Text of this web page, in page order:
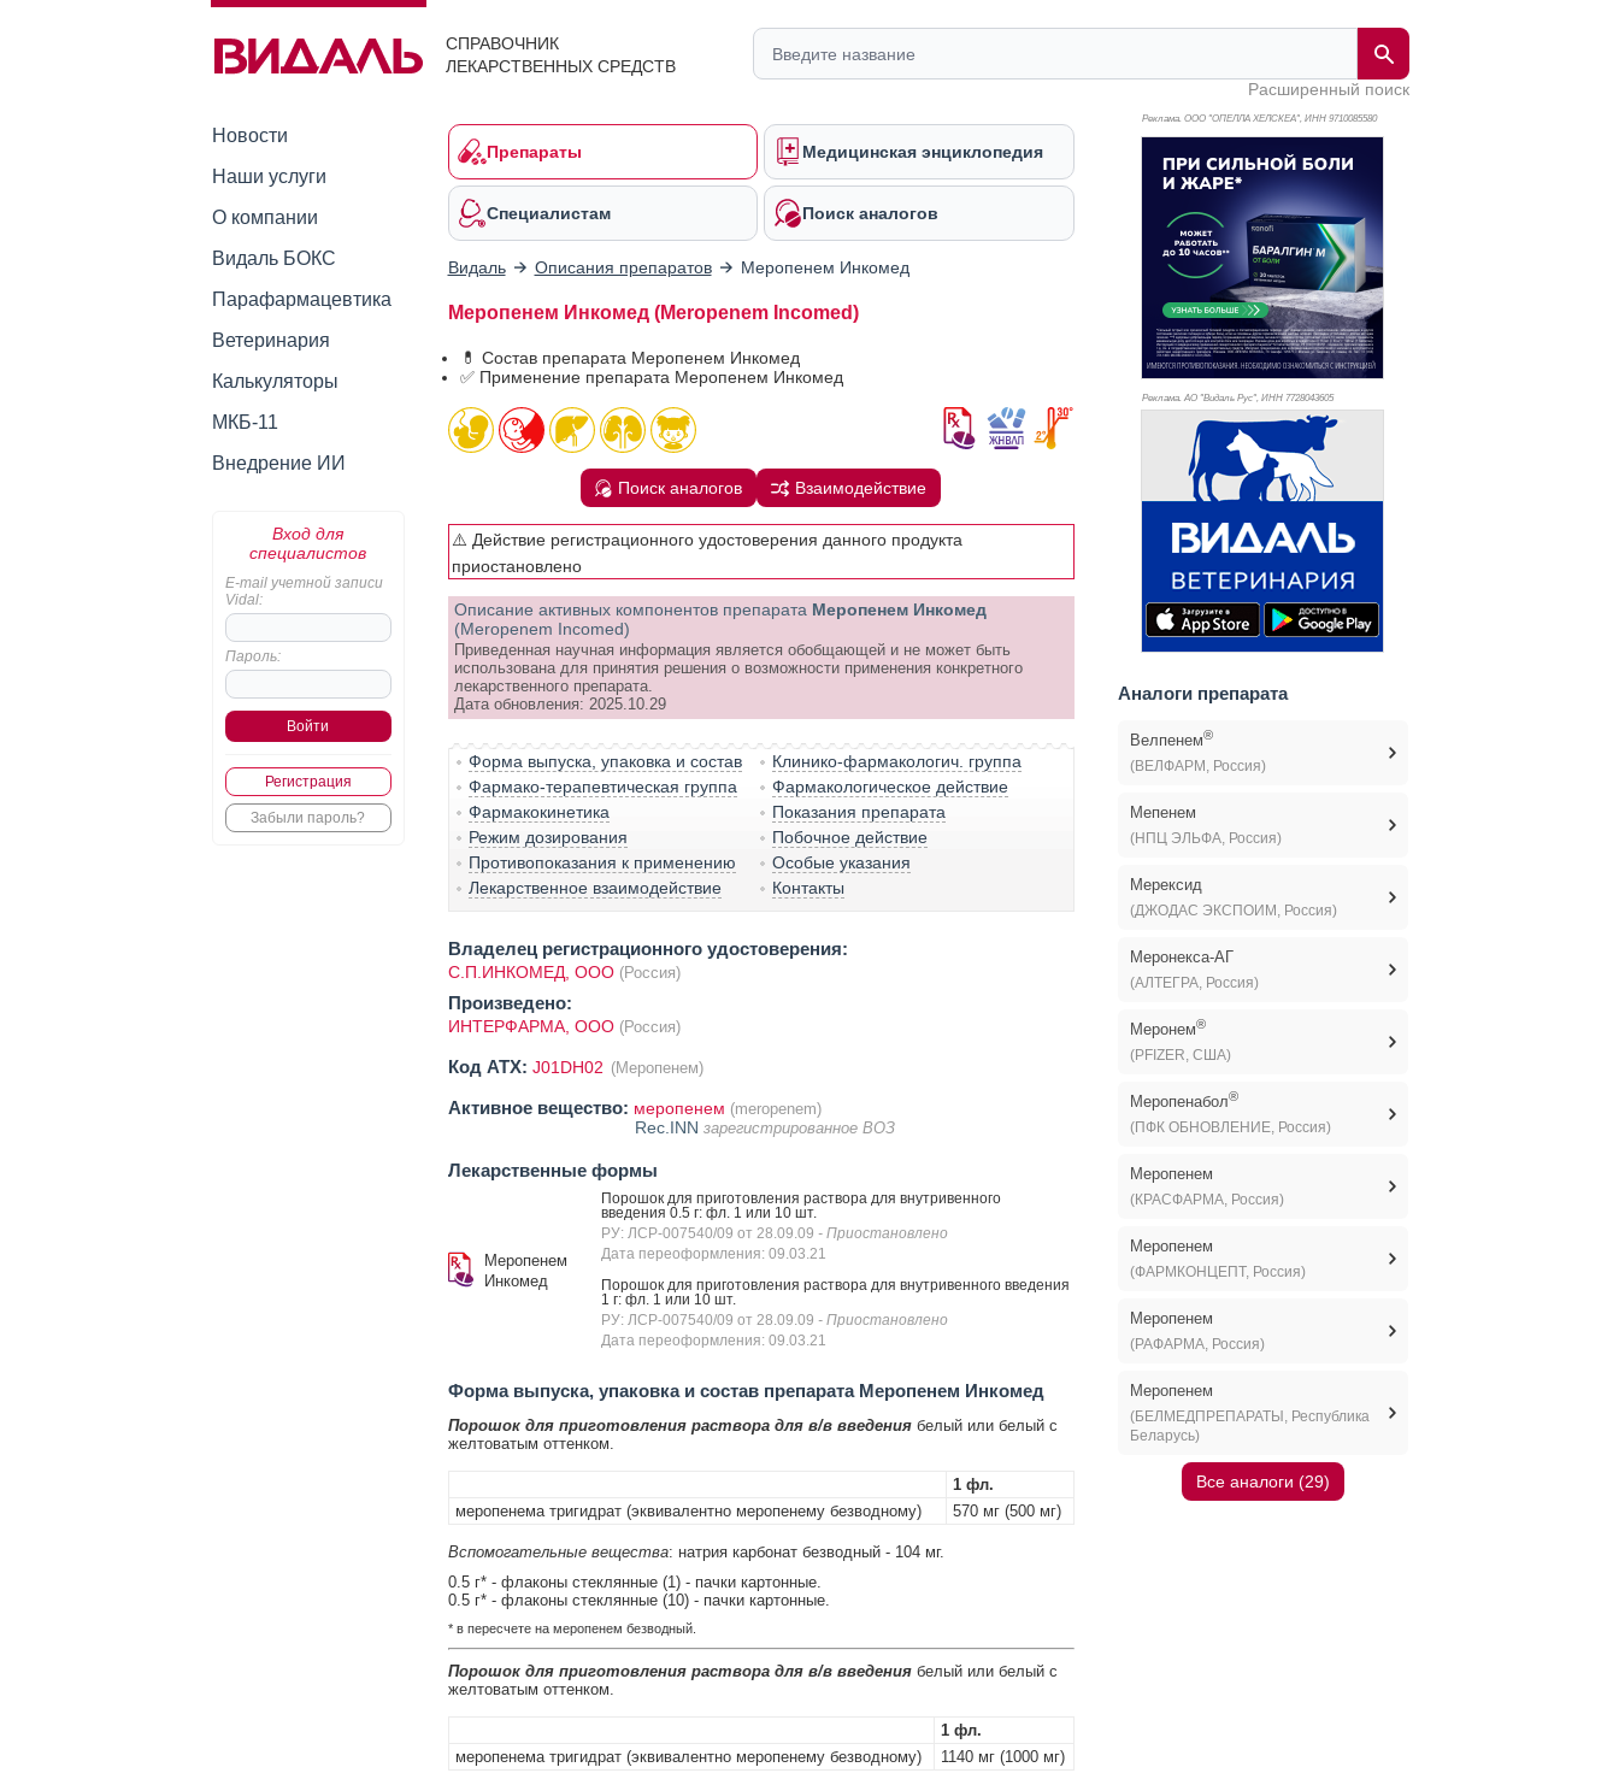
СПРАВОЧНИК
ЛЕКАРСТВЕННЫХ СРЕДСТВ
Расширенный поиск
Новости
Наши услуги
О компании
Видаль БОКС
Парафармацевтика
Ветеринария
Калькуляторы
МКБ-11
Внедрение ИИ
Вход для
специалистов
E-mail учетной записи
Vidal:
Пароль:
Регистрация
Забыли пароль?
Препараты Медицинская энциклопедия
Специалистам Поиск аналогов
Видаль Описания препаратов Меропенем Инкомед
Меропенем Инкомед (Meropenem Incomed)
💊 Состав препарата Меропенем Инкомед
✅ Применение препарата Меропенем Инкомед
Поиск аналогов Взаимодействие
⚠️ Действие регистрационного удостоверения данного продукта
приостановлено
Описание активных компонентов препарата Меропенем Инкомед
(Meropenem Incomed)
Приведенная научная информация является обобщающей и не может быть
использована для принятия решения о возможности применения конкретного
лекарственного препарата.
Дата обновления: 2025.10.29
Форма выпуска, упаковка и состав
Клинико-фармакологич. группа
Фармако-терапевтическая группа
Фармакологическое действие
Фармакокинетика
Показания препарата
Режим дозирования
Побочное действие
Противопоказания к применению
Особые указания
Лекарственное взаимодействие
Контакты
Владелец регистрационного удостоверения:
С.П.ИНКОМЕД, ООО (Россия)
Произведено:
ИНТЕРФАРМА, ООО (Россия)
Код ATX: J01DH02 (Меропенем)
Активное вещество: меропенем (meropenem)
Rec.INN зарегистрированное ВОЗ
Лекарственные формы
Меропенем
Инкомед
Порошок для приготовления раствора для внутривенного
введения 0.5 г: фл. 1 или 10 шт.
РУ: ЛСР-007540/09 от 28.09.09 - Приостановлено
Дата переоформления: 09.03.21
Порошок для приготовления раствора для внутривенного введения
1 г: фл. 1 или 10 шт.
РУ: ЛСР-007540/09 от 28.09.09 - Приостановлено
Дата переоформления: 09.03.21
Форма выпуска, упаковка и состав препарата Меропенем Инкомед
Порошок для приготовления раствора для в/в введениябелый или белый с
желтоватым оттенком.
1 фл.
меропенема тригидрат (эквивалентно меропенему безводному)
570 мг (500 мг)
Вспомогательные вещества: натрия карбонат безводный - 104 мг.
0.5 г* - флаконы стеклянные (1) - пачки картонные.
0.5 г* - флаконы стеклянные (10) - пачки картонные.
* в пересчете на меропенем безводный.
Порошок для приготовления раствора для в/в введениябелый или белый с
желтоватым оттенком.
1 фл.
меропенема тригидрат (эквивалентно меропенему безводному)
1140 мг (1000 мг)
Реклама. ООО "ОПЕЛЛА ХЕЛСКЕА", ИНН 9710085580
Реклама. АО "Видаль Рус", ИНН 7728043605
Аналоги препарата
Велпенем®
(ВЕЛФАРМ, Россия)
Мепенем
(НПЦ ЭЛЬФА, Россия)
Мерексид
(ДЖОДАС ЭКСПОИМ, Россия)
Меронекса-АГ
(АЛТЕГРА, Россия)
Меронем®
(PFIZER, США)
Меропенабол®
(ПФК ОБНОВЛЕНИЕ, Россия)
Меропенем
(КРАСФАРМА, Россия)
Меропенем
(ФАРМКОНЦЕПТ, Россия)
Меропенем
(РАФАРМА, Россия)
Меропенем
(БЕЛМЕДПРЕПАРАТЫ, Республика
Беларусь)
Все аналоги (29)